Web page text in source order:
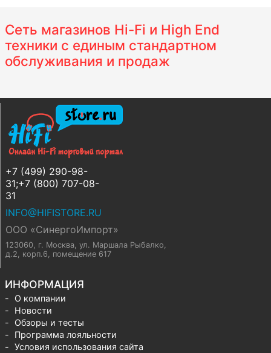
Сеть магазинов Hi-Fi и High End
техники с единым стандартном
обслуживания и продаж
+7 (499) 290-98-
31;+7 (800) 707-08-
31
INFO@HIFISTORE.RU
ООО «СинергоИмпорт»
123060, г. Москва, ул. Маршала Рыбалко,
д.2, корп.6, помещение 617
ИНФОРМАЦИЯ
О компании
Новости
Обзоры и тесты
Программа лояльности
Условия использования сайта